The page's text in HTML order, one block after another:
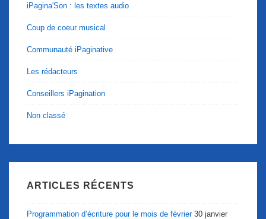
iPagina'Son : les textes audio
Coup de coeur musical
Communauté iPaginative
Les rédacteurs
Conseillers iPagination
Non classé
ARTICLES RÉCENTS
Programmation d’écriture pour le mois de février 30 janvier